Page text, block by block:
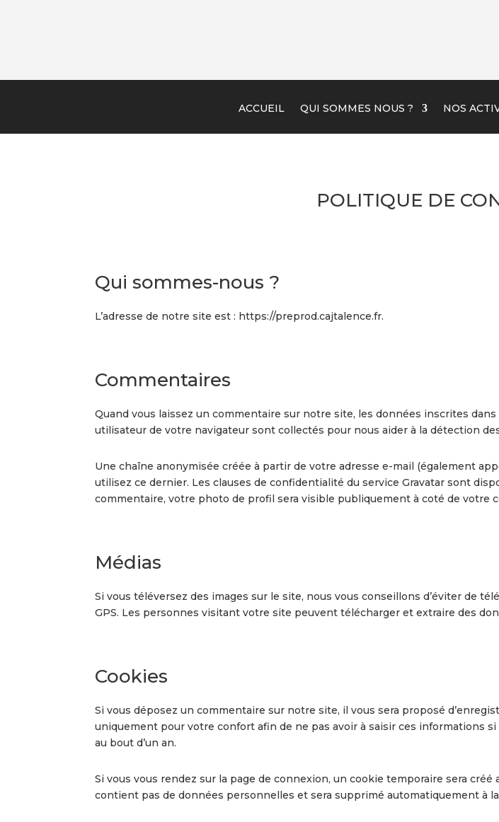
ACCUEIL QUI SOMMES NOUS ? NOS
POLITIQUE DE
Qui sommes-nous ?
L’adresse de notre site est : https://preprod.cajtalence.fr.
Commentaires
Quand vous laissez un commentaire sur notre site, les données inscrites
utilisateur de votre navigateur sont collectés pour nous aider à la détection
Une chaîne anonymisée créée à partir de votre adresse e-mail (également
utilisez ce dernier. Les clauses de confidentialité du service Gravatar sont
commentaire, votre photo de profil sera visible publiquement à coté de votre
Médias
Si vous téléversez des images sur le site, nous vous conseillons d’éviter de
GPS. Les personnes visitant votre site peuvent télécharger et extraire des
Cookies
Si vous déposez un commentaire sur notre site, il vous sera proposé
uniquement pour votre confort afin de ne pas avoir à saisir ces informations
au bout d’un an.
Si vous vous rendez sur la page de connexion, un cookie temporaire sera
contient pas de données personnelles et sera supprimé automatiquement à